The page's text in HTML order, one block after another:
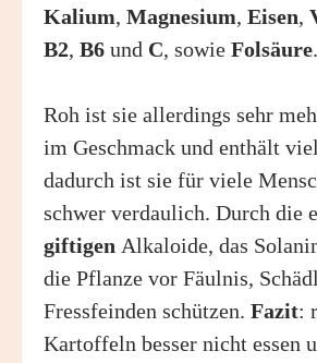
Kalium, Magnesium, Eisen,
B2, B6 und C, sowie Folsäure.
Roh ist sie allerdings sehr
im Geschmack und enthält
dadurch ist sie für viele
schwer verdaulich. Durch die
giftigen Alkaloide, das
die Pflanze vor Fäulnis,
Fressfeinden schützen. Fazit:
Kartoffeln besser nicht essen